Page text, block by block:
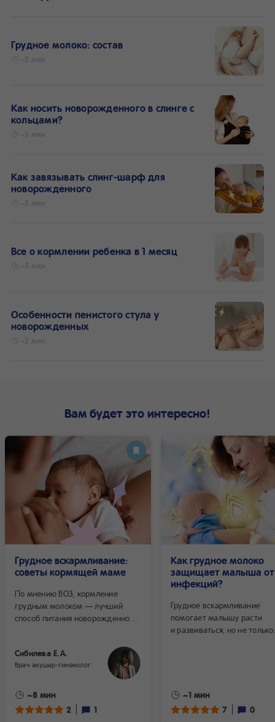
Грудное молоко: состав
~2 мин
Как носить новорожденного в слинге с
кольцами?
~3 мин
Как завязывать слинг-шарф для
новорожденного
~5 мин
Все о кормлении ребенка в 1 месяц
~5 мин
Особенности пенистого стула у
новорожденных
~2 мин
Вам будет это интересно!
Грудное вскармливание:
советы кормящей маме
По мнению ВОЗ, кормление
грудным молоком — лучший
способ питания новорожденного
физиологических процессов,
таких как зачатие, беременность
содержится более 500 полезных
веществ, необходимых для
нормального развития ребенка.
Сибилева Е.А.
Врач акушер-гинеколог
~8 мин
2
1
Как грудное молоко
защищает малыша от
инфекций?
Грудное вскармливание
помогает малышу расти
и развиваться, но не только:
барьер на пути различных
заболеваний.
~1 мин
7
0